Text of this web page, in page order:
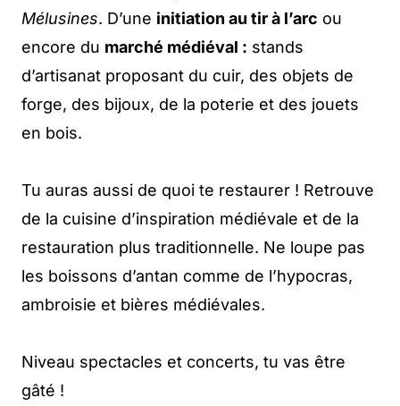
Mélusines. D’une initiation au tir à l’arc ou
encore du marché médiéval : stands
d’artisanat proposant du cuir, des objets de
forge, des bijoux, de la poterie et des jouets
en bois.
Tu auras aussi de quoi te restaurer ! Retrouve
de la cuisine d’inspiration médiévale et de la
restauration plus traditionnelle. Ne loupe pas
les boissons d’antan comme de l’hypocras,
ambroisie et bières médiévales.
Niveau spectacles et concerts, tu vas être
gâté !